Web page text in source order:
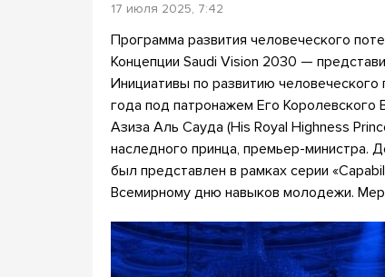
17 июля 2025, 7:42
Программа развития человеческого
Концепции Saudi Vision 2030 —
Инициативы по развитию
года под патронажем Его
Азиза Аль Сауда (His Royal Highness
наследного принца, премьер-министра.
был представлен в рамках серии
Всемирному дню навыков молодежи.